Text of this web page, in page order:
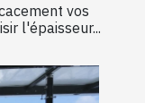
vos
l'épaisseur...